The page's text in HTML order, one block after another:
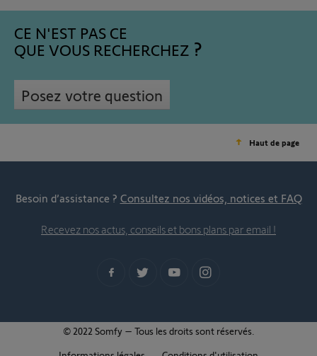
CE N'EST PAS CE
QUE VOUS RECHERCHEZ
Posez votre question
Haut de page
Besoin d’assistance ? Consultez nos vidéos, notices et FAQ
Recevez nos actus, conseils et bons plans par email !
© 2022 Somfy – Tous les droits sont réservés.